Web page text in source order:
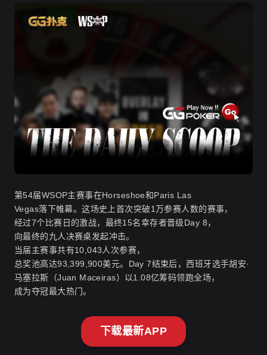
第54届WSOP主赛事在Horseshoe和Paris Las
Vegas落下帷幕。这场史上首次突破1万参赛人数的赛事，
经过7个比赛日的激战，最终15名幸存者晋级Day 8，
向最终的九人决赛桌发起冲击。
当届主赛事共有10,043人次参赛，
总奖池高达93,399,900美元。Day 7结束后，西班牙选手胡安·
马塞拉斯（Juan Maceiras）以1.08亿筹码领跑全场，
成为夺冠最大热门。
下载最新APP